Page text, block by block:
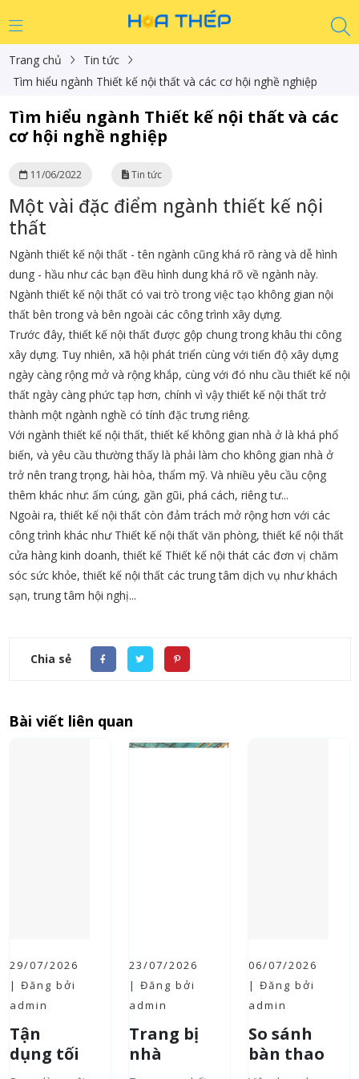
Trang chủ
Tin tức
Tìm hiểu ngành Thiết kế nội thất và các cơ hội nghề nghiệp
Tìm hiểu ngành Thiết kế nội thất và các
cơ hội nghề nghiệp
11/06/2022 Tin tức
Một vài đặc điểm ngành thiết kế nội
thất
Ngành thiết kế nội thất - tên ngành cũng khá rõ ràng và dễ hình
dung - hầu như các bạn đều hình dung khá rõ về ngành này.
Ngành thiết kế nội thất có vai trò trong việc tạo không gian nội
thất bên trong và bên ngoài các công trình xây dựng.
Trước đây, thiết kế nội thất được gộp chung trong khâu thi công
xây dựng. Tuy nhiên, xã hội phát triển cùng với tiến độ xây dựng
ngày càng rộng mở và rộng khắp, cùng với đó nhu cầu thiết kế nội
thất ngày càng phức tạp hơn, chính vì vậy thiết kế nội thất trở
thành một ngành nghề có tính đặc trưng riêng.
Với ngành thiết kế nội thất, thiết kế không gian nhà ở là khá phổ
biến, và yêu cầu thường thấy là phải làm cho không gian nhà ở
trở nên trang trọng, hài hòa, thẩm mỹ. Và nhiều yêu cầu cộng
thêm khác như: ấm cúng, gần gũi, phá cách, riêng tư...
Ngoài ra, thiết kế nội thất còn đảm trách mở rộng hơn với các
công trình khác như Thiết kế nội thất văn phòng, thiết kế nội thất
cửa hàng kinh doanh, thiết kế Thiết kế nội thát các đơn vị chăm
sóc sức khỏe, thiết kế nội thất các trung tâm dịch vụ như khách
sạn, trung tâm hội nghị...
Chia sẻ
Bài viết liên quan
29/07/2026
| Đăng bởi
admin
Tận
dụng tối
đa
23/07/2026
| Đăng bởi
admin
Trang bị
nhà
xưởng
06/07/2026
| Đăng bởi
admin
So sánh
bàn thao
tác inox,